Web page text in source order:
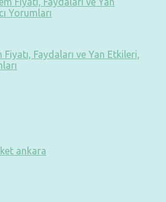
Faydaları ve Yan Etkileri,
ankara